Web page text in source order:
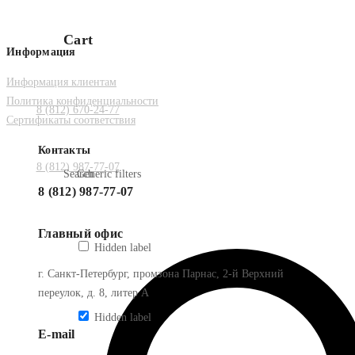
8 (812) 670-24-77
8 (812) 987-77-07
Cart
Search
Generic filters
Hidden label
Hidden label
Информация
Информация клиентам
Политика конфиденциальности
Сертификаты соответствия
Контакты
8 (812) 987-77-07
Главный офис
г. Санкт-Петербург, промзона Парнас, 2-й Верхний
переулок, д. 8, литер А
E-mail